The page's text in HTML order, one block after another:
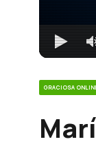
GRACIOSA